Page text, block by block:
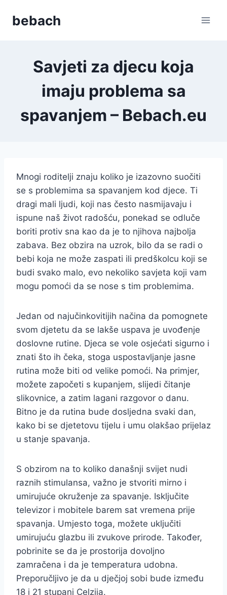
bebach
Savjeti za djecu koja
imaju problema sa
spavanjem – Bebach.eu
Mnogi roditelji znaju koliko je izazovno suočiti
se s problemima sa spavanjem kod djece. Ti
dragi mali ljudi, koji nas često nasmijavaju i
ispune naš život radošću, ponekad se odluče
boriti protiv sna kao da je to njihova najbolja
zabava. Bez obzira na uzrok, bilo da se radi o
bebi koja ne može zaspati ili predškolcu koji se
budi svako malo, evo nekoliko savjeta koji vam
mogu pomoći da se nose s tim problemima.
Jedan od najučinkovitijih načina da pomognete
svom djetetu da se lakše uspava je uvođenje
doslovne rutine. Djeca se vole osjećati sigurno i
znati što ih čeka, stoga uspostavljanje jasne
rutina može biti od velike pomoći. Na primjer,
možete započeti s kupanjem, slijedi čitanje
slikovnice, a zatim lagani razgovor o danu.
Bitno je da rutina bude dosljedna svaki dan,
kako bi se djetetovu tijelu i umu olakšao prijelaz
u stanje spavanja.
S obzirom na to koliko današnji svijet nudi
raznih stimulansa, važno je stvoriti mirno i
umirujuće okruženje za spavanje. Isključite
televizor i mobitele barem sat vremena prije
spavanja. Umjesto toga, možete uključiti
umirujuću glazbu ili zvukove prirode. Također,
pobrinite se da je prostorija dovoljno
zamračena i da je temperatura udobna.
Preporučljivo je da u dječjoj sobi bude između
18 i 21 stupanj Celzija.